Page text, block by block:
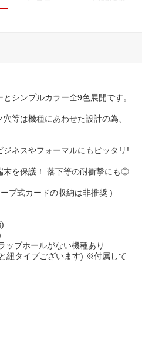
シンプルカラー全9色展開です。
等は機種にあわせた設計の為、
ネスやフォーマルにもピッタリ!
末を保護！ 落下等の耐衝撃にも◎
プ式カードの収納は非推奨 )
ップホールがない機種あり
紐タイプございます) ※付属して